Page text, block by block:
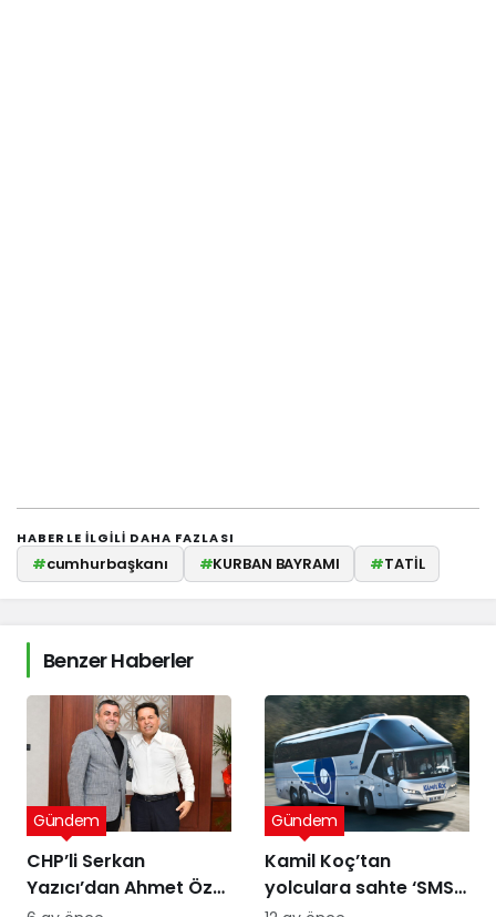
HABERLE ILGILI DAHA FAZLASI
#cumhurbaşkanı #KURBAN BAYRAMI #TATİL
Benzer Haberler
CHP’li Serkan
Yazıcı’dan Ahmet Özer
Gündem
Kamil Koç’tan
yolculara sahte ‘SMS’
Gündem